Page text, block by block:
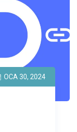
OCA 30, 2024